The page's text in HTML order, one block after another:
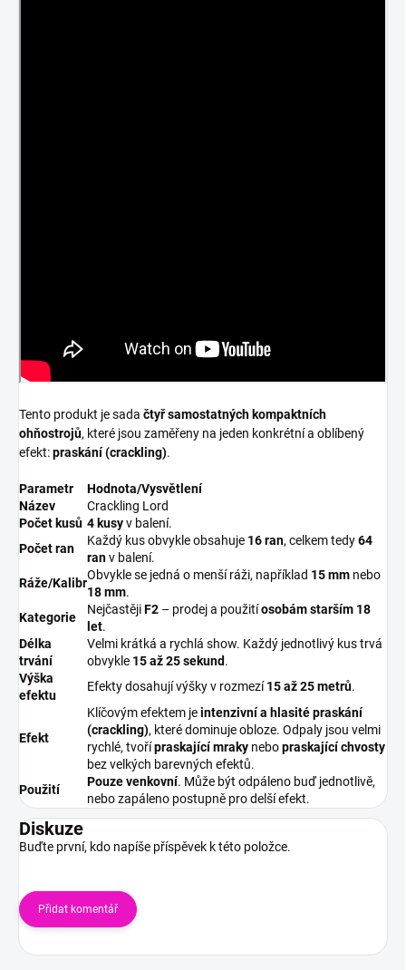
Tento produkt je sada čtyř samostatných kompaktních
ohňostrojů, které jsou zaměřeny na jeden konkrétní a oblíbený
efekt:praskání (crackling).
Parametr
Hodnota/Vysvětlení
Název
Crackling Lord
Počet kusů 4 kusyv balení.
Počet ran
Každý kus obvykle obsahuje 16 ran, celkem tedy64
ranv balení.
Ráže/Kalibr
Obvykle se jedná o menší ráži, například 15 mm nebo
18 mm.
Kategorie
NejčastějiF2 – prodej a použitíosobám starším 18
let.
Délka
trvání
Velmi krátká a rychlá show. Každý jednotlivý kus trvá
obvykle 15 až 25 sekund.
Výška
efektu
Efekty dosahují výšky v rozmezí15 až 25 metrů.
Efekt
Klíčovým efektem jeintenzivní a hlasité praskání
(crackling), které dominuje obloze. Odpaly jsou velmi
rychlé, tvořípraskající mraky nebopraskající chvosty
bez velkých barevných efektů.
Použití
Pouze venkovní. Může být odpáleno buď jednotlivě,
nebo zapáleno postupně pro delší efekt.
Diskuze
Buďte první, kdo napíše příspěvek k této položce.
Přidat komentář